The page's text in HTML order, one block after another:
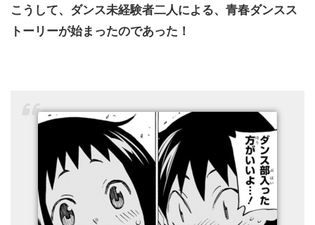
こうして、ダンス未経験者二人による、青春ダンスス
トーリーが始まったのであった！